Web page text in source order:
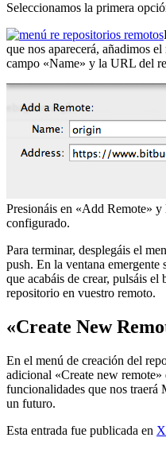
Seleccionamos la primera
que nos aparecerá, añadimos
campo «Name» y la URL del
Presionáis en «Add Remote»
configurado.
Para terminar, desplegáis el
push. En la ventana
que acabáis de crear, pulsáis
repositorio en vuestro remoto.
«Create New
En el menú de creación del
adicional «Create new remote»
funcionalidades que nos traerá
un futuro.
Esta entrada fue publicada en